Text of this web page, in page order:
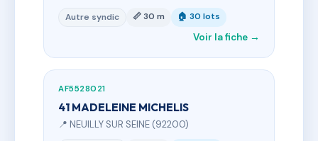
Autre syndic 📏 30 m 🏠 30 lots
Voir la fiche →
AF5528021
41 MADELEINE MICHELIS
📍 NEUILLY SUR SEINE (92200)